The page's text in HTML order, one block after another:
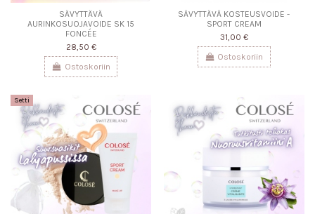
SÄVYTTÄVÄ
AURINKOSUOJAVOIDE SK 15
FONCÉE
28,50 €
Ostoskoriin
SÄVYTTÄVÄ KOSTEUSVOIDE -
SPORT CREAM
31,00 €
Ostoskoriin
Setti